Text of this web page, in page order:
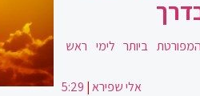
ביותר לימי ראש
אלי שפירא|
5:29